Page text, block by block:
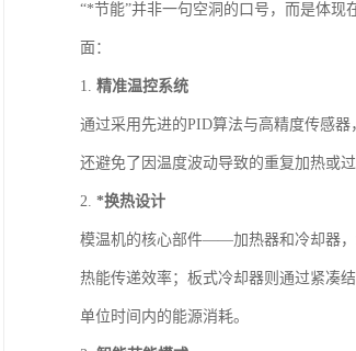
“*节能”并非一句空洞的口号，而是体
面：
1. 精准温控系统
通过采用先进的PID算法与高精度传感
还避免了因温度波动导致的重复加热或
2. *换热设计
模温机的核心部件——加热器和冷却器，
热能传递效率；板式冷却器则通过紧凑
单位时间内的能源消耗。